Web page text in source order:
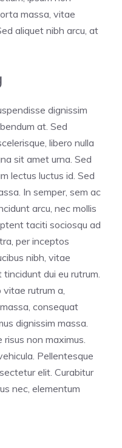
massa, vitae
aliquet nibh arcu, at
dignissim
at. Sed
libero nulla
sit amet urna. Sed
lectus luctus id. Sed
In semper, sem ac
arcu, nec mollis
taciti sociosqu ad
per inceptos
nibh, vitae
dui eu rutrum.
rutrum a,
consequat
dignissim massa.
non maximus.
Pellentesque
elit. Curabitur
nec, elementum